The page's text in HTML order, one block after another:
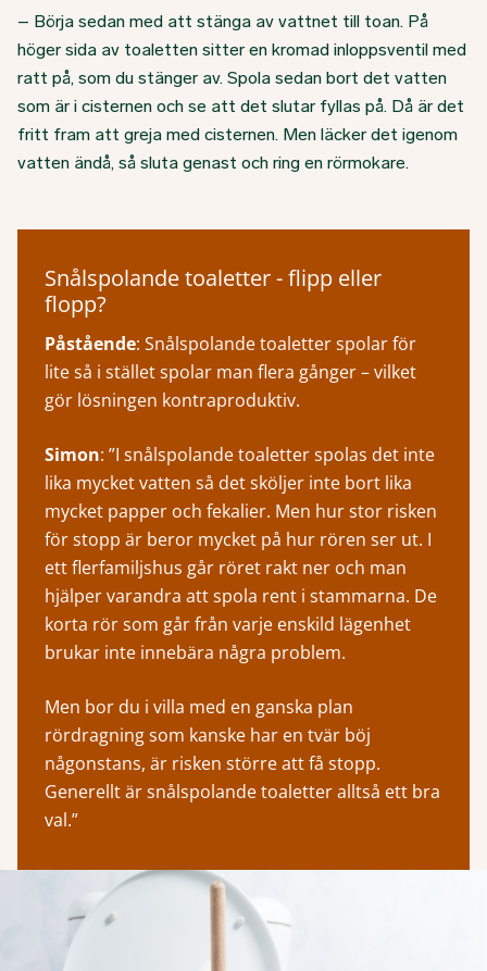
– Börja sedan med att stänga av vattnet till toan. På
höger sida av toaletten sitter en kromad inloppsventil med
ratt på, som du stänger av. Spola sedan bort det vatten
som är i cisternen och se att det slutar fyllas på. Då är det
fritt fram att greja med cisternen. Men läcker det igenom
vatten ändå, så sluta genast och ring en rörmokare.
Snålspolande toaletter - flipp eller
flopp?
Påstående: Snålspolande toaletter spolar för
lite så i stället spolar man flera gånger – vilket
gör lösningen kontraproduktiv.
Simon: ”I snålspolande toaletter spolas det inte
lika mycket vatten så det sköljer inte bort lika
mycket papper och fekalier. Men hur stor risken
för stopp är beror mycket på hur rören ser ut. I
ett flerfamiljshus går röret rakt ner och man
hjälper varandra att spola rent i stammarna. De
korta rör som går från varje enskild lägenhet
brukar inte innebära några problem.
Men bor du i villa med en ganska plan
rördragning som kanske har en tvär böj
någonstans, är risken större att få stopp.
Generellt är snålspolande toaletter alltså ett bra
val.”